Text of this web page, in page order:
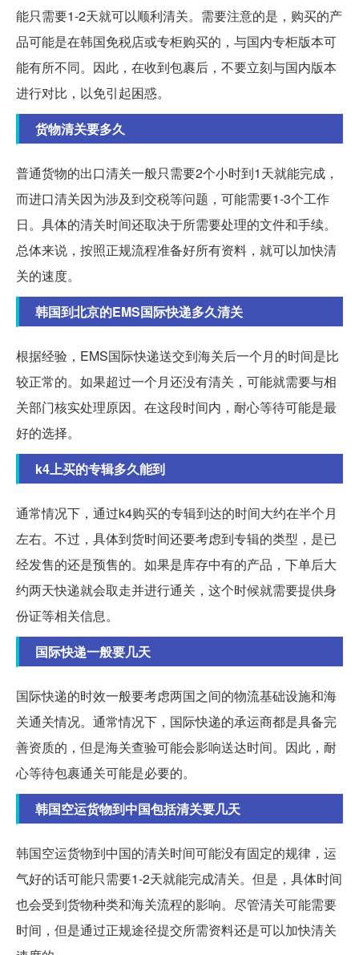
能只需要1-2天就可以顺利清关。需要注意的是，购买的产
品可能是在韩国免税店或专柜购买的，与国内专柜版本可
能有所不同。因此，在收到包裹后，不要立刻与国内版本
进行对比，以免引起困惑。
货物清关要多久
普通货物的出口清关一般只需要2个小时到1天就能完成，
而进口清关因为涉及到交税等问题，可能需要1-3个工作
日。具体的清关时间还取决于所需要处理的文件和手续。
总体来说，按照正规流程准备好所有资料，就可以加快清
关的速度。
韩国到北京的EMS国际快递多久清关
根据经验，EMS国际快递送交到海关后一个月的时间是比
较正常的。如果超过一个月还没有清关，可能就需要与相
关部门核实处理原因。在这段时间内，耐心等待可能是最
好的选择。
k4上买的专辑多久能到
通常情况下，通过k4购买的专辑到达的时间大约在半个月
左右。不过，具体到货时间还要考虑到专辑的类型，是已
经发售的还是预售的。如果是库存中有的产品，下单后大
约两天快递就会取走并进行通关，这个时候就需要提供身
份证等相关信息。
国际快递一般要几天
国际快递的时效一般要考虑两国之间的物流基础设施和海
关通关情况。通常情况下，国际快递的承运商都是具备完
善资质的，但是海关查验可能会影响送达时间。因此，耐
心等待包裹通关可能是必要的。
韩国空运货物到中国包括清关要几天
韩国空运货物到中国的清关时间可能没有固定的规律，运
气好的话可能只需要1-2天就能完成清关。但是，具体时间
也会受到货物种类和海关流程的影响。尽管清关可能需要
时间，但是通过正规途径提交所需资料还是可以加快清关